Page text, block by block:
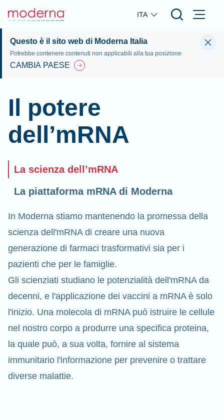
Skip to main content
ITA
Questo è il sito web di Moderna Italia
Potrebbe contenere contenuti non applicabili alla tua posizione
CAMBIA PAESE
Il potere
dell’mRNA
La scienza dell’mRNA
La piattaforma mRNA di Moderna
In Moderna stiamo mantenendo la promessa della
scienza dell'mRNA di creare una nuova
generazione di farmaci trasformativi sia per i
pazienti che per le famiglie.
Gli scienziati studiano le potenzialità dell'mRNA da
decenni, e l'applicazione dei vaccini a mRNA è solo
l'inizio. Una molecola di mRNA può istruire le cellule
nel nostro corpo a produrre una specifica proteina,
la quale può, a sua volta, fornire al sistema
immunitario l'informazione per prevenire o trattare
diverse malattie.